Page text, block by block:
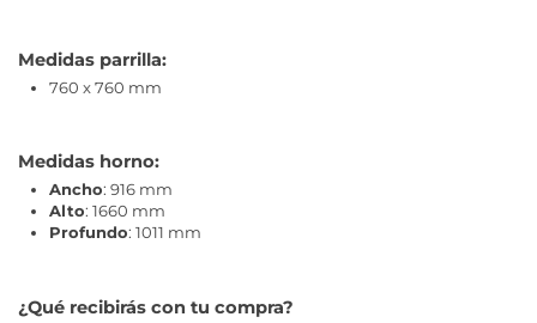
Medidas parrilla:
760 x 760 mm
Medidas horno:
Ancho: 916 mm
Alto: 1660 mm
Profundo: 1011 mm
¿Qué recibirás con tu compra?